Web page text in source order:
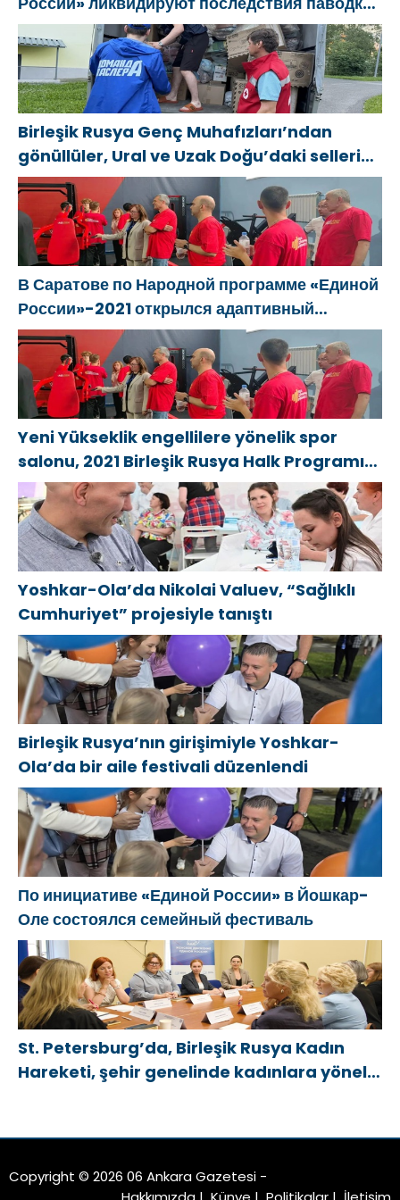
desteklemeye
yönelik
sistemli
kararlarına
dikkat çekti
на Урале и Дальнем Востоке
Birleşik Rusya Genç Muhafızları’ndan
gönüllüler, Ural ve Uzak Doğu’daki sellerin
sonuçlarını ortadan kaldırmaya yardımcı
oluyor
В Саратове по Народной программе «Единой
России»-2021 открылся адаптивный
спортзал «Новая высота»
Yeni Yükseklik engellilere yönelik spor
salonu, 2021 Birleşik Rusya Halk Programı
kapsamında Saratov’da açıldı
Yoshkar-Ola’da Nikolai Valuev, “Sağlıklı
Cumhuriyet” projesiyle tanıştı
Birleşik Rusya’nın girişimiyle Yoshkar-
Ola’da bir aile festivali düzenlendi
По инициативе «Единой России» в Йошкар-
Оле состоялся семейный фестиваль
St. Petersburg’da, Birleşik Rusya Kadın
Hareketi, şehir genelinde kadınlara yönelik
Copyright © 2026 06 Ankara Gazetesi -